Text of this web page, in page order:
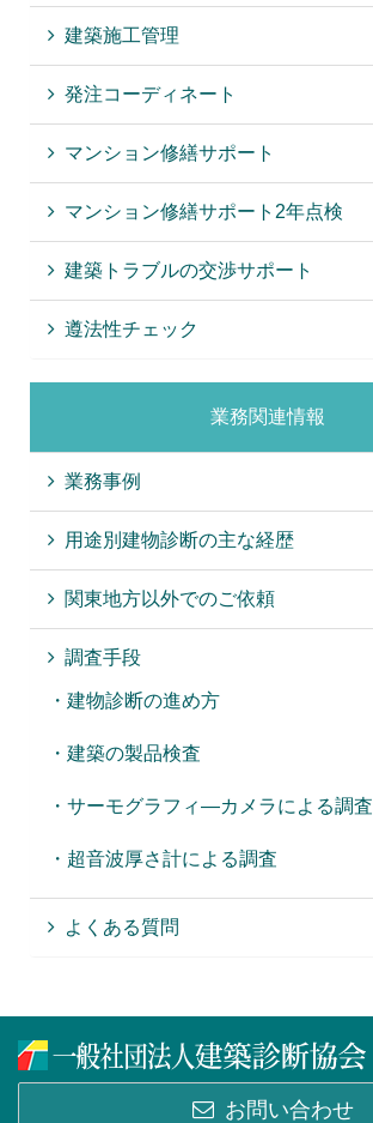
建築施工管理
発注コーディネート
マンション修繕サポート
マンション修繕サポート2年点検
建築トラブルの交渉サポート
遵法性チェック
業務関連情報
業務事例
用途別建物診断の主な経歴
関東地方以外でのご依頼
調査手段
・建物診断の進め方
・建築の製品検査
・サーモグラフィ―カメラによる調査
・超音波厚さ計による調査
よくある質問
お問い合わせ